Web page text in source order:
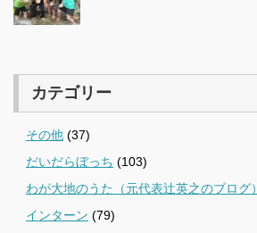
カテゴリー
その他 (37)
だいだらぼっち (103)
わが大地のうた（元代表辻英之のブログ）
インターン (79)